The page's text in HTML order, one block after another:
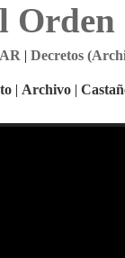
Orden
| Decretos
| Archivo |